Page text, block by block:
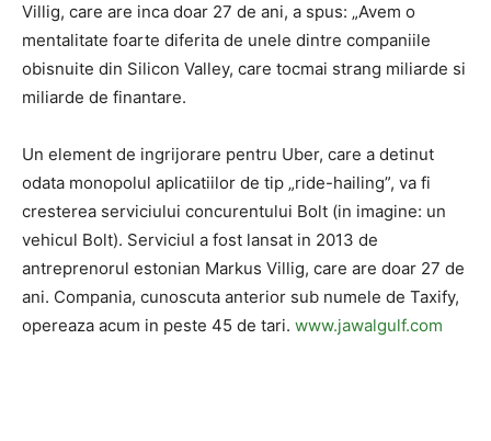
Villig, care are inca doar 27 de ani, a spus: „Avem o
mentalitate foarte diferita de unele dintre companiile
obisnuite din Silicon Valley, care tocmai strang miliarde si
miliarde de finantare.
Un element de ingrijorare pentru Uber, care a detinut
odata monopolul aplicatiilor de tip „ride-hailing”, va fi
cresterea serviciului concurentului Bolt (in imagine: un
vehicul Bolt). Serviciul a fost lansat in 2013 de
antreprenorul estonian Markus Villig, care are doar 27 de
ani. Compania, cunoscuta anterior sub numele de Taxify,
opereaza acum in peste 45 de tari. www.jawalgulf.com